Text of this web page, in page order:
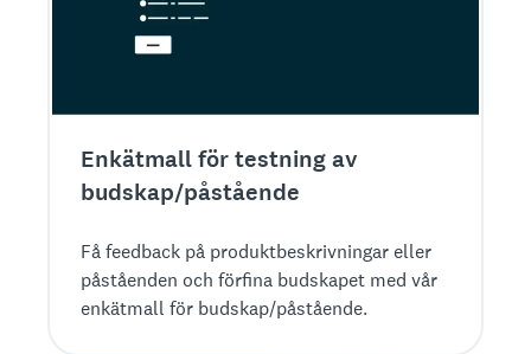
Enkätmall för testning av
budskap/påstående
Få feedback på produktbeskrivningar eller
påståenden och förfina budskapet med vår
enkätmall för budskap/påstående.